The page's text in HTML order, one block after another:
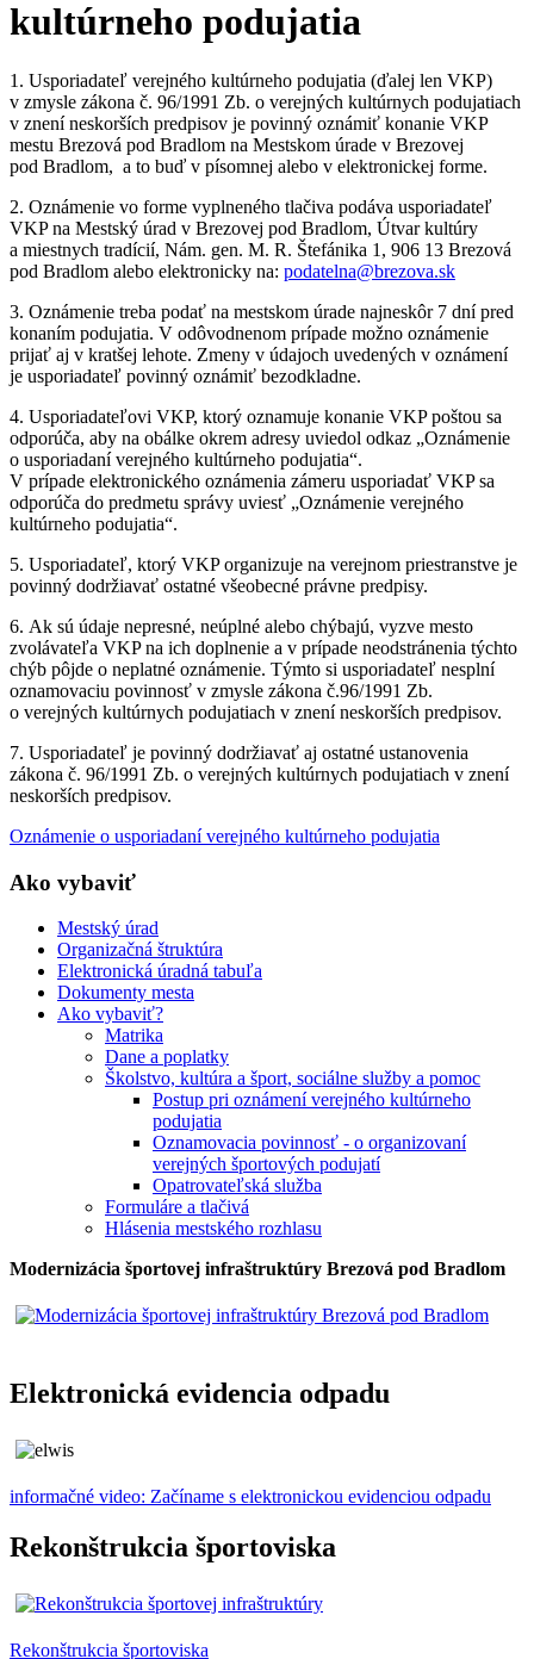
kultúrneho podujatia
1. Usporiadateľ verejného kultúrneho podujatia (ďalej len VKP)
v zmysle zákona č. 96/1991 Zb. o verejných kultúrnych podujatiach
v znení neskorších predpisov je povinný oznámiť konanie VKP
mestu Brezová pod Bradlom na Mestskom úrade v Brezovej
pod Bradlom, a to buď v písomnej alebo v elektronickej forme.
2. Oznámenie vo forme vyplneného tlačiva podáva usporiadateľ
VKP na Mestský úrad v Brezovej pod Bradlom, Útvar kultúry
a miestnych tradícií, Nám. gen. M. R. Štefánika 1, 906 13 Brezová
pod Bradlom alebo elektronicky na: podatelna@brezova.sk
3. Oznámenie treba podať na mestskom úrade najneskôr 7 dní pred
konaním podujatia. V odôvodnenom prípade možno oznámenie
prijať aj v kratšej lehote. Zmeny v údajoch uvedených v oznámení
je usporiadateľ povinný oznámiť bezodkladne.
4. Usporiadateľovi VKP, ktorý oznamuje konanie VKP poštou sa
odporúča, aby na obálke okrem adresy uviedol odkaz „Oznámenie
o usporiadaní verejného kultúrneho podujatia“.
V prípade elektronického oznámenia zámeru usporiadať VKP sa
odporúča do predmetu správy uviesť „Oznámenie verejného
kultúrneho podujatia“.
5. Usporiadateľ, ktorý VKP organizuje na verejnom priestranstve je
povinný dodržiavať ostatné všeobecné právne predpisy.
6. Ak sú údaje nepresné, neúplné alebo chýbajú, vyzve mesto
zvolávateľa VKP na ich doplnenie a v prípade neodstránenia týchto
chýb pôjde o neplatné oznámenie. Týmto si usporiadateľ nesplní
oznamovaciu povinnosť v zmysle zákona č.96/1991 Zb.
o verejných kultúrnych podujatiach v znení neskorších predpisov.
7. Usporiadateľ je povinný dodržiavať aj ostatné ustanovenia
zákona č. 96/1991 Zb. o verejných kultúrnych podujatiach v znení
neskorších predpisov.
Oznámenie o usporiadaní verejného kultúrneho podujatia
Ako vybaviť
Mestský úrad
Organizačná štruktúra
Elektronická úradná tabuľa
Dokumenty mesta
Ako vybaviť?
Matrika
Dane a poplatky
Školstvo, kultúra a šport, sociálne služby a pomoc
Postup pri oznámení verejného kultúrneho
podujatia
Oznamovacia povinnosť - o organizovaní
verejných športových podujatí
Opatrovateľská služba
Formuláre a tlačivá
Hlásenia mestského rozhlasu
Modernizácia športovej infraštruktúry Brezová pod Bradlom
Elektronická evidencia odpadu
informačné video: Začíname s elektronickou evidenciou odpadu
Rekonštrukcia športoviska
Rekonštrukcia športoviska